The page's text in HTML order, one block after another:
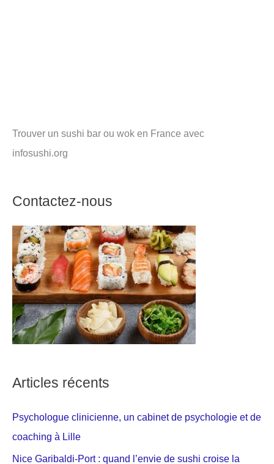
Trouver un sushi bar ou wok en France avec
infosushi.org
Contactez-nous
Articles récents
Psychologue clinicienne, un cabinet de psychologie et de
coaching à Lille
Nice Garibaldi-Port : quand l’envie de sushi croise la